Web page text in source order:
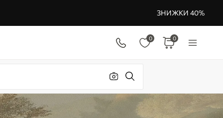
ЗНИЖКИ 40%
0 0